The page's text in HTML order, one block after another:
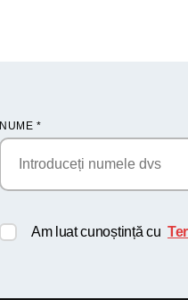
NUME *
Am luat cunoștință cu